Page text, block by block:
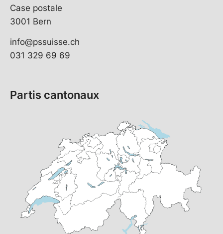
Case postale
3001 Bern
info@pssuisse.ch
031 329 69 69
Partis cantonaux